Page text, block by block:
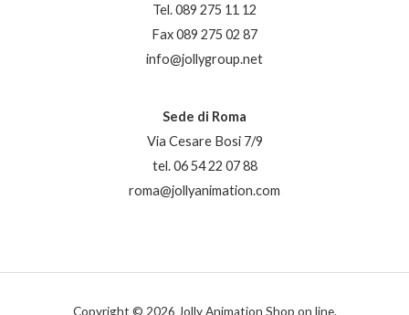
Tel. 089 275 11 12
Fax 089 275 02 87
info@jollygroup.net
Sede di Roma
Via Cesare Bosi 7/9
tel. 06 54 22 07 88
roma@jollyanimation.com
Copyright © 2026 Jolly Animation Shop on line.